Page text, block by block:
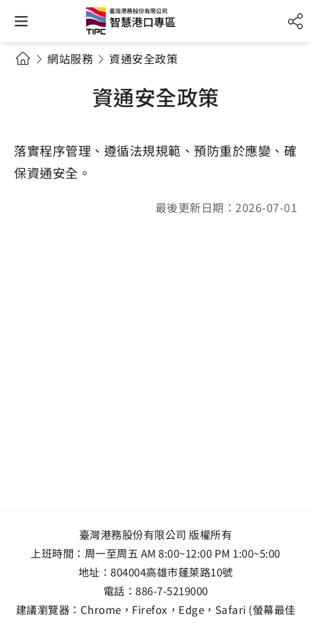
網站服務 資通安全政策
資通安全政策
落實程序管理、遵循法規規範、預防重於應變、確
保資通安全。
最後更新日期：2026-07-01
臺灣港務股份有限公司 版權所有
上班時間：周一至周五 AM 8:00~12:00 PM 1:00~5:00
地址： 804004高雄市蓬萊路10號
電話： 886-7-5219000
建議瀏覽器：Chrome，Firefox，Edge，Safari (螢幕最佳